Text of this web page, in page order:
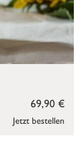
Jetzt bestellen
69,90 €